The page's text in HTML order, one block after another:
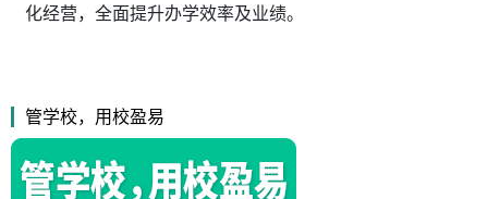
化经营，全面提升办学效率及业绩。
管学校，用校盈易